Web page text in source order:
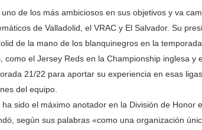
de los más ambiciosos en sus objetivos y va
de Valladolid, el VRAC y El Salvador. Su
de la mano de los blanquinegros en la
el Jersey Reds en la Championship inglesa y
21/22 para aportar su experiencia en esas
del equipo.
sido el máximo anotador en la División de Honor
según sus palabras «como una organización